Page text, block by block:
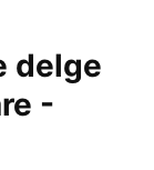
delge
-